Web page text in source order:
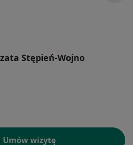
Stępień-Wojno
Umów wizytę